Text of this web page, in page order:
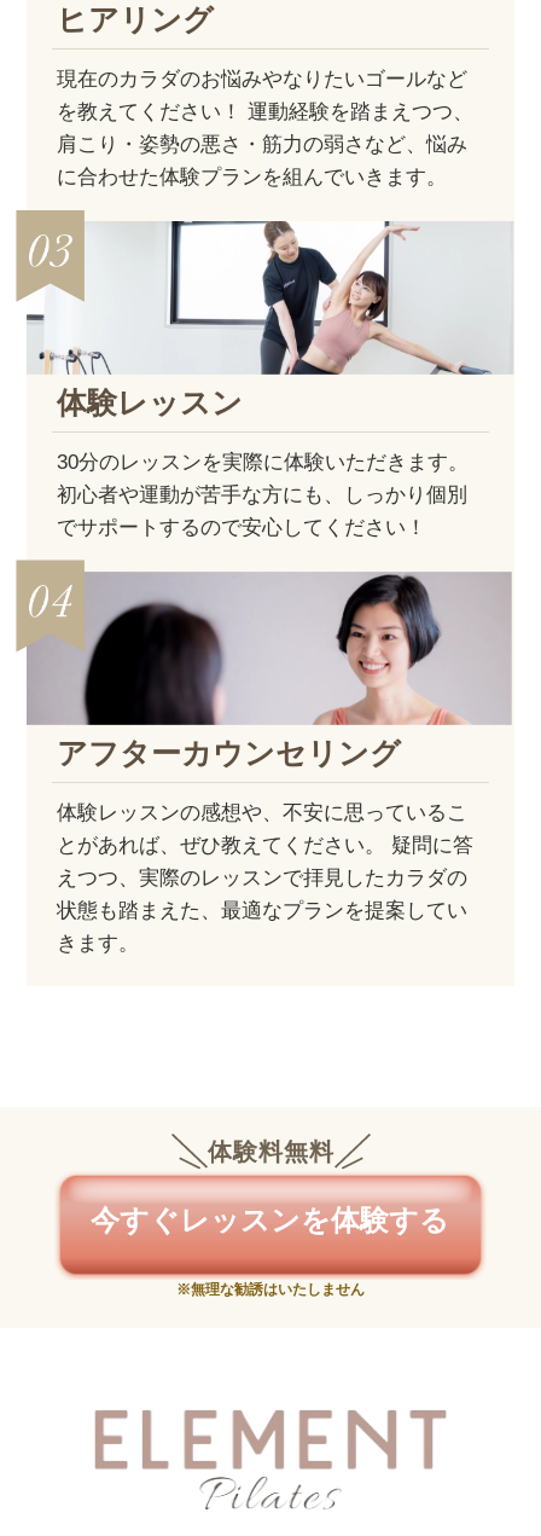
ヒアリング
現在のカラダのお悩みやなりたいゴールなど
を教えてください！ 運動経験を踏まえつつ、
肩こり・姿勢の悪さ・筋力の弱さなど、悩み
に合わせた体験プランを組んでいきます。
体験レッスン
30分のレッスンを実際に体験いただきます。
初心者や運動が苦手な方にも、しっかり個別
でサポートするので安心してください！
アフターカウンセリング
体験レッスンの感想や、不安に思っているこ
とがあれば、ぜひ教えてください。 疑問に答
えつつ、実際のレッスンで拝見したカラダの
状態も踏まえた、最適なプランを提案してい
きます。
体験料無料
今すぐレッスンを体験する
※無理な勧誘はいたしません